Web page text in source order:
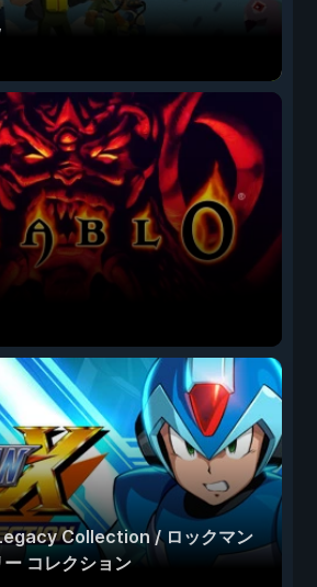
Collection / ロックマン
コレクション